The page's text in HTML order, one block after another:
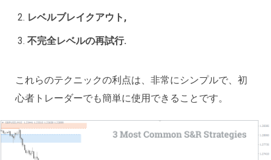
レベルブレイクアウト,
不完全レベルの再試行.
これらのテクニックの利点は、非常にシンプルで、初
心者トレーダーでも簡単に使用できることです。